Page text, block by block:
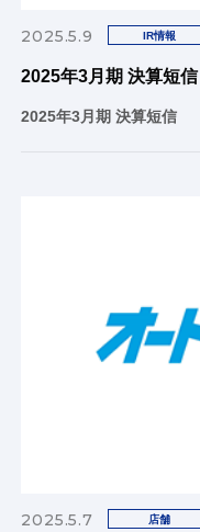
2025.5.9 IR情報
2025年3月期 決算短信
2025年3月期 決算短信
2025.5.7 店舗